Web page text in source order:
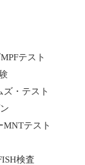
テスト
ズ・テスト
MNTテスト
検査